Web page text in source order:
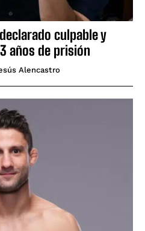
culpable y
años de prisión
Alencastro